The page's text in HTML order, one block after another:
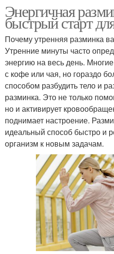
Энергичная
быстрый старт
Почему утренняя разминка
Утренние минуты часто
энергию на весь день.
с кофе или чая, но гораздо
способом разбудить тело и
разминка. Это не только
но и активирует
поднимает настроение.
идеальный способ быстро и
организм к новым задачам.